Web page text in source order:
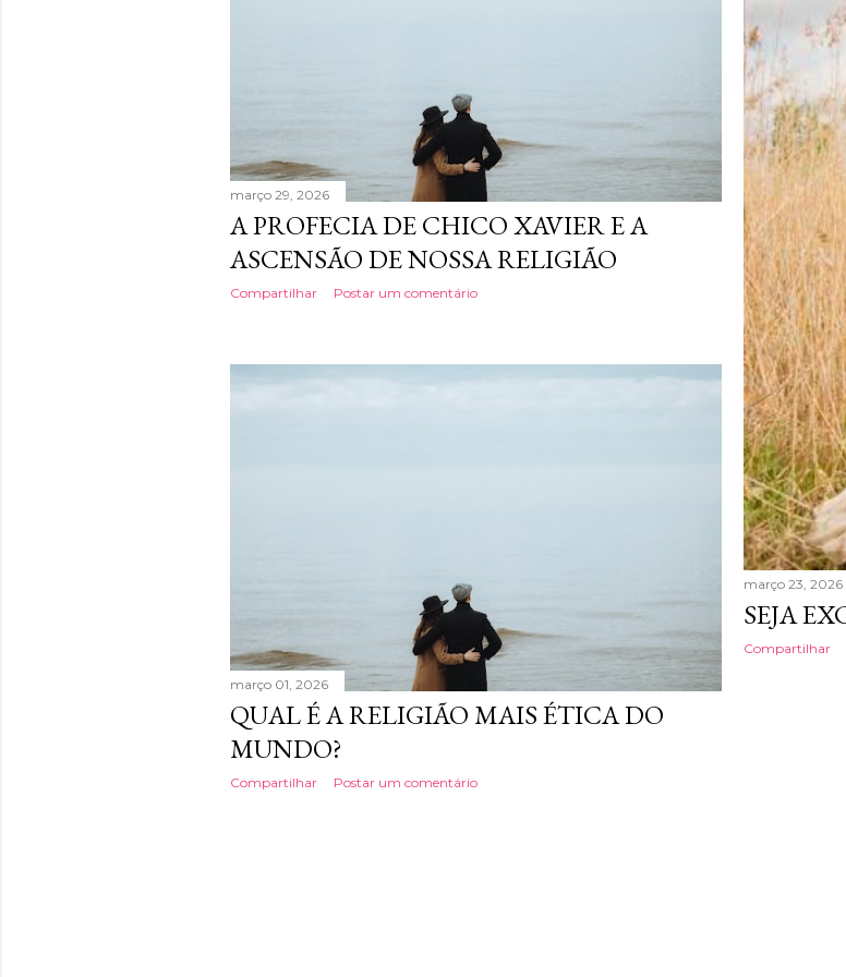
março 29, 2026
A PROFECIA DE CHICO XAVIER E A
ASCENSÃO DE NOSSA RELIGIÃO
Compartilhar Postar um comentário
março 23, 2026
SEJA
Compartilhar
março 01, 2026
QUAL É A RELIGIÃO MAIS ÉTICA DO
MUNDO?
Compartilhar Postar um comentário